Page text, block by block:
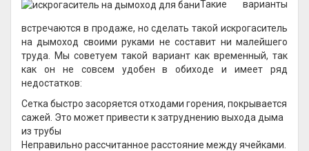
Такие варианты
встречаются в продаже, но сделать такой искрогаситель
на дымоход своими руками не составит ни малейшего
труда. Мы советуем такой вариант как временный, так
как он не совсем удобен в обиходе и имеет ряд
недостатков:
Сетка быстро засоряется отходами горения, покрывается
сажей. Это может привести к затруднению выхода дыма
из трубы
Неправильно рассчитанное расстояние между ячейками.